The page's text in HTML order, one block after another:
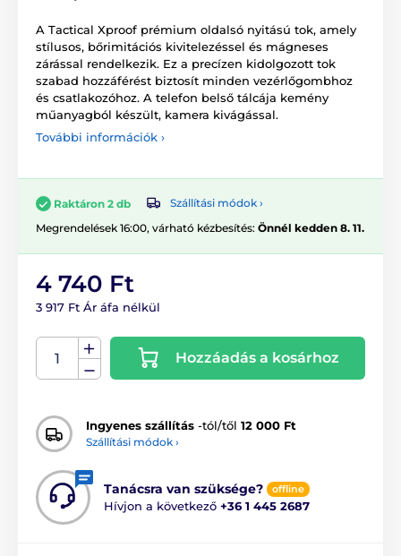
A Tactical Xproof prémium oldalsó nyitású tok, amely
stílusos, bőrimitációs kivitelezéssel és mágneses
zárással rendelkezik. Ez a precízen kidolgozott tok
szabad hozzáférést biztosít minden vezérlőgombhoz
és csatlakozóhoz. A telefon belső tálcája kemény
műanyagból készült, kamera kivágással.
További információk ›
Raktáron 2 db
Szállítási módok ›
Megrendelések 16:00, várható kézbesítés: Önnél kedden 8. 11.
4 740 Ft
3 917 Ft Ár áfa nélkül
Hozzáadás a kosárhoz
Ingyenes szállítás -tól/től 12 000 Ft
Szállítási módok ›
Tanácsra van szüksége? offline
Hívjon a következő +36 1 445 2687